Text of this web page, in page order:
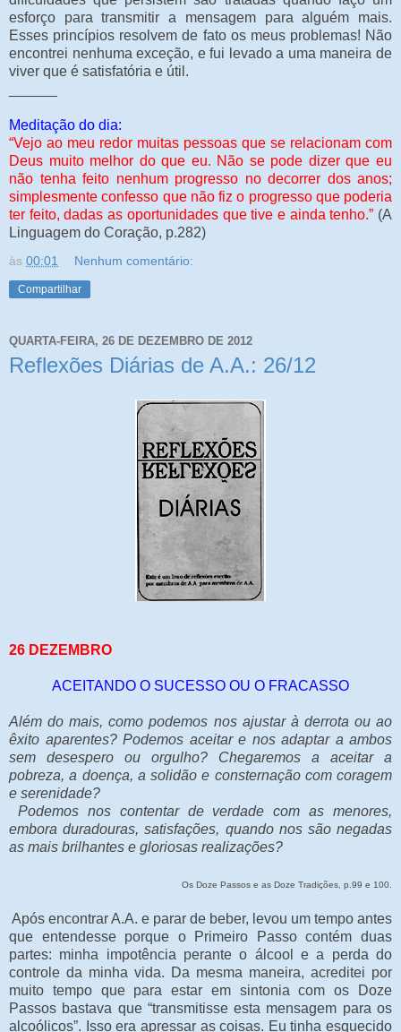
esforço para transmitir a mensagem para alguém mais.
Esses princípios resolvem de fato os meus problemas! Não
encontrei nenhuma exceção, e fui levado a uma maneira de
viver que é satisfatória e útil.
Meditação do dia:
“Vejo ao meu redor muitas pessoas que se relacionam com
Deus muito melhor do que eu. Não se pode dizer que eu
não tenha feito nenhum progresso no decorrer dos anos;
simplesmente confesso que não fiz o progresso que poderia
ter feito, dadas as oportunidades que tive e ainda tenho.” (A
Linguagem do Coração, p.282)
às 00:01 Nenhum comentário:
Compartilhar
QUARTA-FEIRA, 26 DE DEZEMBRO DE 2012
Reflexões Diárias de A.A.: 26/12
26 DEZEMBRO
ACEITANDO O SUCESSO OU O FRACASSO
Além do mais, como podemos nos ajustar à derrota ou ao
êxito aparentes? Podemos aceitar e nos adaptar a ambos
sem desespero ou orgulho? Chegaremos a aceitar a
pobreza, a doença, a solidão e consternação com coragem
e serenidade?
Podemos nos contentar de verdade com as menores,
embora duradouras, satisfações, quando nos são negadas
as mais brilhantes e gloriosas realizações?
Os Doze Passos e as Doze Tradições, p.99 e 100.
Após encontrar A.A. e parar de beber, levou um tempo antes
que entendesse porque o Primeiro Passo contém duas
partes: minha impotência perante o álcool e a perda do
controle da minha vida. Da mesma maneira, acreditei por
muito tempo que para estar em sintonia com os Doze
Passos bastava que “transmitisse esta mensagem para os
alcoólicos”. Isso era apressar as coisas. Eu tinha esquecido